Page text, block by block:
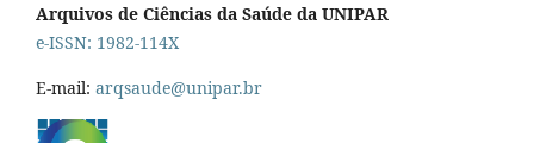
Arquivos de Ciências da Saúde da UNIPAR
e-ISSN: 1982-114X
E-mail: arqsaude@unipar.br